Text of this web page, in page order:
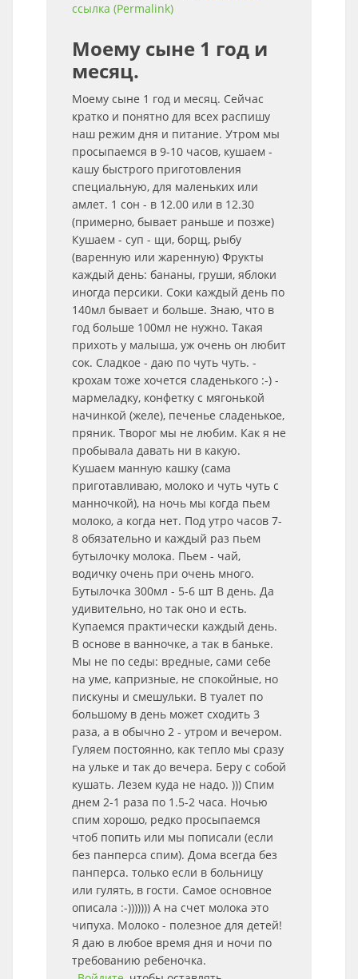
ссылка (Permalink)
Моему сыне 1 год и
месяц.
Моему сыне 1 год и месяц. Сейчас
кратко и понятно для всех распишу
наш режим дня и питание. Утром мы
просыпаемся в 9-10 часов, кушаем -
кашу быстрого приготовления
специальную, для маленьких или
амлет. 1 сон - в 12.00 или в 12.30
(примерно, бывает раньше и позже)
Кушаем - суп - щи, борщ, рыбу
(варенную или жаренную) Фрукты
каждый день: бананы, груши, яблоки
иногда персики. Соки каждый день по
140мл бывает и больше. Знаю, что в
год больше 100мл не нужно. Такая
прихоть у малыша, уж очень он любит
сок. Сладкое - даю по чуть чуть. -
крохам тоже хочется сладенького :-) -
мармеладку, конфетку с мягонькой
начинкой (желе), печенье сладенькое,
пряник. Творог мы не любим. Как я не
пробывала давать ни в какую.
Кушаем манную кашку (сама
приготавливаю, молоко и чуть чуть с
манночкой), на ночь мы когда пьем
молоко, а когда нет. Под утро часов 7-
8 обязательно и каждый раз пьем
бутылочку молока. Пьем - чай,
водичку очень при очень много.
Бутылочка 300мл - 5-6 шт В день. Да
удивительно, но так оно и есть.
Купаемся практически каждый день.
В основе в ванночке, а так в баньке.
Мы не по седы: вредные, сами себе
на уме, капризные, не спокойные, но
пискуны и смешульки. В туалет по
большому в день может сходить 3
раза, а в обычно 2 - утром и вечером.
Гуляем постоянно, как тепло мы сразу
на ульке и так до вечера. Беру с собой
кушать. Лезем куда не надо. ))) Спим
днем 2-1 раза по 1.5-2 часа. Ночью
спим хорошо, редко просыпаемся
чтоб попить или мы пописали (если
без панперса спим). Дома всегда без
панперса. только если в больницу
или гулять, в гости. Самое основное
описала :-))))))) А на счет молока это
чипуха. Молоко - полезное для детей!
Я даю в любое время дня и ночи по
требованию ребеночка.